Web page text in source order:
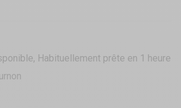
Habituellement prête en 1 heure